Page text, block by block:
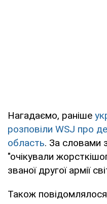
Нагадаємо, раніше
розповіли WSJ про
область. За словами
"очікували
званої другої армії
Також